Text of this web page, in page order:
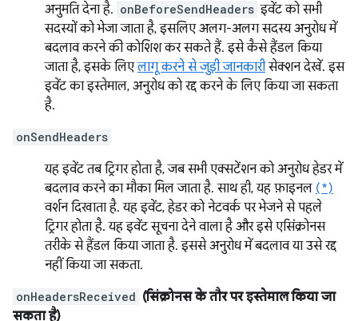
अनुमति देना है. onBeforeSendHeaders इवेंट को सभी
सदस्यों को भेजा जाता है, इसलिए अलग-अलग सदस्य अनुरोध में
बदलाव करने की कोशिश कर सकते हैं. इसे कैसे हैंडल किया
जाता है, इसके लिएलागू करने से जुड़ी जानकारीसेक्शन देखें. इस
इवेंट का इस्तेमाल, अनुरोध को रद्द करने के लिए किया जा सकता
है.
onSendHeaders
यह इवेंट तब ट्रिगर होता है, जब सभी एक्सटेंशन को अनुरोध हेडर में
बदलाव करने का मौका मिल जाता है. साथ ही, यह फ़ाइनल (*)
वर्शन दिखाता है. यह इवेंट, हेडर को नेटवर्क पर भेजने से पहले
ट्रिगर होता है. यह इवेंट सूचना देने वाला है और इसे एसिंक्रोनस
तरीके से हैंडल किया जाता है. इससे अनुरोध में बदलाव या उसे रद्द
नहीं किया जा सकता.
onHeadersReceived (सिंक्रोनस के तौर पर इस्तेमाल किया जा
सकता है)